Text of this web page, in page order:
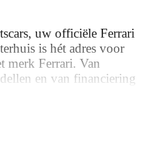
uw officiële Ferrari
is hét adres voor
merk Ferrari. Van
en van financiering
van prestaties, comfort